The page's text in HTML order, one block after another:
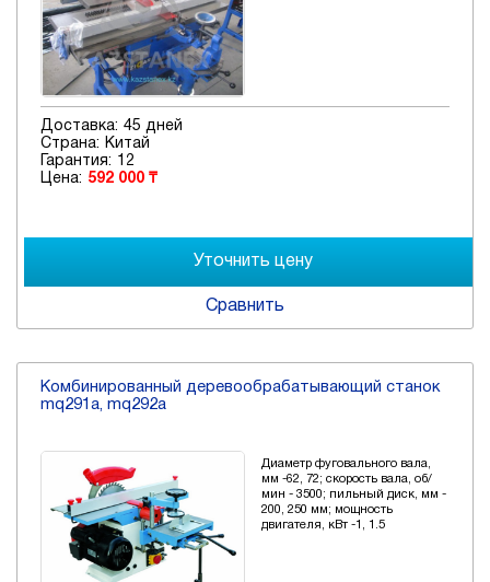
Доставка: 45 дней
Страна:
Китай
Гарантия:
12
Цена: 592 000 ₸
Сравнить
Комбинированный деревообрабатывающий станок
mq291a, mq292a
Диаметр фуговального вала,
мм -62, 72; скорость вала, об/
мин - 3500; пильный диск, мм -
200, 250 мм; мощность
двигателя, кВт -1, 1.5